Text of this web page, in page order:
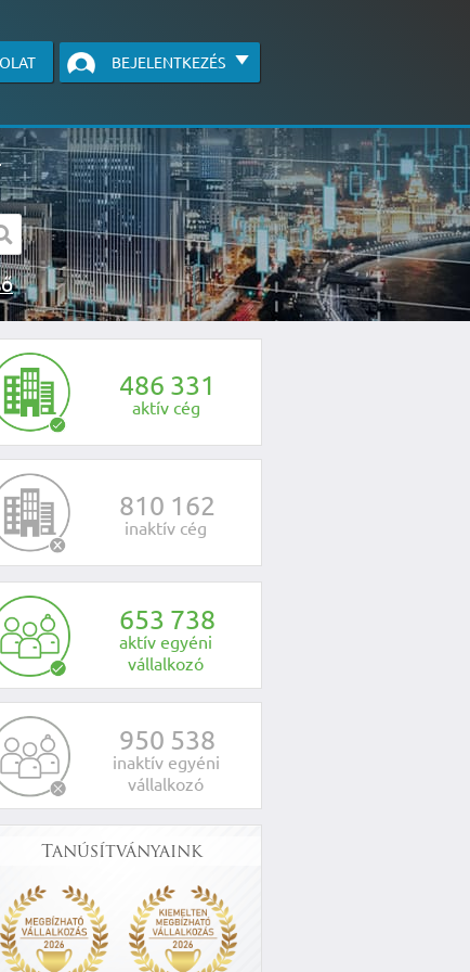
BEJELENTKEZÉS
fel velünk a kapcsolatot az alábbi
486 331
aktív cég
810 162
inaktív cég
653 738
aktív egyéni
vállalkozó
950 538
inaktív egyéni
vállalkozó
Tanúsítványaink